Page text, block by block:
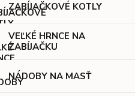
ZABÍJAČKOVÉ KOTLY
VEĽKÉ HRNCE NA
ZABÍJAČKU
NÁDOBY NA MASŤ